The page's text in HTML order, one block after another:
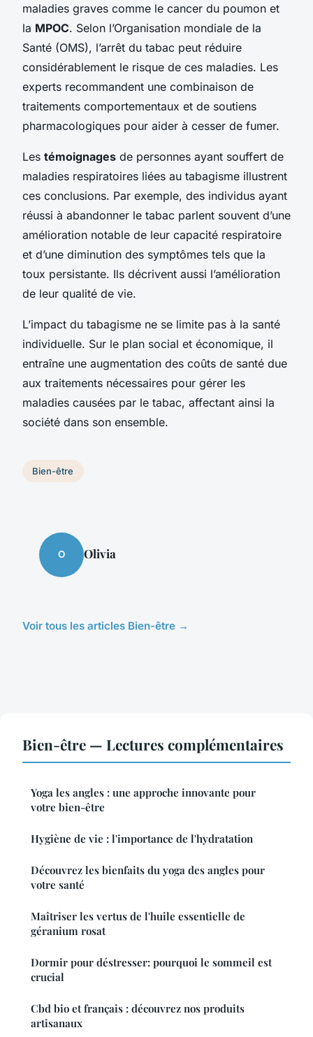
maladies graves comme le cancer du poumon et
la MPOC. Selon l’Organisation mondiale de la
Santé (OMS), l’arrêt du tabac peut réduire
considérablement le risque de ces maladies. Les
experts recommandent une combinaison de
traitements comportementaux et de soutiens
pharmacologiques pour aider à cesser de fumer.
Les témoignages de personnes ayant souffert de
maladies respiratoires liées au tabagisme illustrent
ces conclusions. Par exemple, des individus ayant
réussi à abandonner le tabac parlent souvent d’une
amélioration notable de leur capacité respiratoire
et d’une diminution des symptômes tels que la
toux persistante. Ils décrivent aussi l’amélioration
de leur qualité de vie.
L’impact du tabagisme ne se limite pas à la santé
individuelle. Sur le plan social et économique, il
entraîne une augmentation des coûts de santé due
aux traitements nécessaires pour gérer les
maladies causées par le tabac, affectant ainsi la
société dans son ensemble.
Bien-être
O Olivia
Voir tous les articles Bien-être →
Bien-être — Lectures complémentaires
Yoga les angles : une approche innovante pour
votre bien-être
Hygiène de vie : l'importance de l'hydratation
Découvrez les bienfaits du yoga des angles pour
votre santé
Maîtriser les vertus de l'huile essentielle de
géranium rosat
Dormir pour déstresser: pourquoi le sommeil est
crucial
Cbd bio et français : découvrez nos produits
artisanaux